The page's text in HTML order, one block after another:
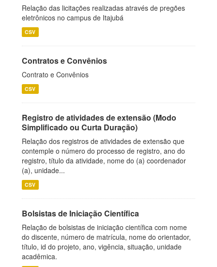
Relação das licitações realizadas através de pregões
eletrônicos no campus de Itajubá
CSV
Contratos e Convênios
Contrato e Convênios
CSV
Registro de atividades de extensão (Modo
Simplificado ou Curta Duração)
Relação dos registros de atividades de extensão que
contemple o número do processo de registro, ano do
registro, título da atividade, nome do (a) coordenador
(a), unidade...
CSV
Bolsistas de Iniciação Científica
Relação de bolsistas de iniciação científica com nome
do discente, número de matrícula, nome do orientador,
título, id do projeto, ano, vigência, situação, unidade
acadêmica.